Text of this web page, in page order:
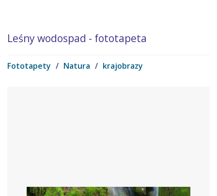
Leśny wodospad - fototapeta
Fototapety / Natura / krajobrazy